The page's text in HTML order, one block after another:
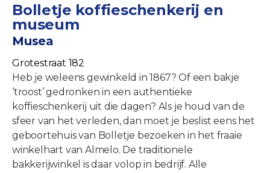
Bolletje koffieschenkerij en
museum
Musea
Grotestraat 182
Heb je weleens gewinkeld in 1867? Of een bakje
‘troost’ gedronken in een authentieke
koffieschenkerij uit die dagen? Als je houd van de
sfeer van het verleden, dan moet je beslist eens het
geboortehuis van Bolletje bezoeken in het fraaie
winkelhart van Almelo. De traditionele
bakkerijwinkel is daar volop in bedrijf. Alle